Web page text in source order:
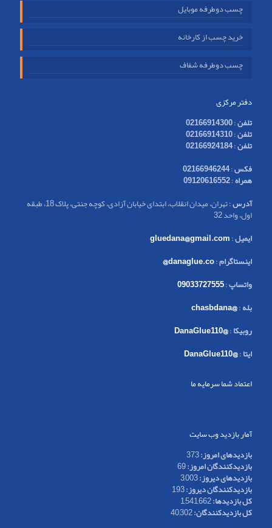
چسب دوطرفه موبایل
خرید چسب از کارخانه
چسب دوطرفه شفاف
دفتر مرکزی
تلفن:
02166914300
تلفن:
02166914310
تلفن:
02166924184
فکس:
02166946244
همراه:
09120616552
آدرس
: تهران، میدان انقلاب، ابتدای خیابان آزادی، کوچه جنتی، پلاک 18، طبقه
اول، واحد 32
ایمیل:
gluedana@gmail.com
اینستاگرام:
danaglue.co@
واتساپ:
09033727555
بله:
@chasbdana
روبیکا:
@DanaGlue110
ایتا:
@DanaGlue110
اعتماد شما سرمایه ما
آمار بازدید وب سایت
بازدیدهای امروز:373
بازدیدکنندگان امروز:69
بازدیدهای دیروز:3,003
بازدیدکنندگان دیروز:193
کل بازدیدها:1,541,662
کل بازدیدکنند‌گان:40,302